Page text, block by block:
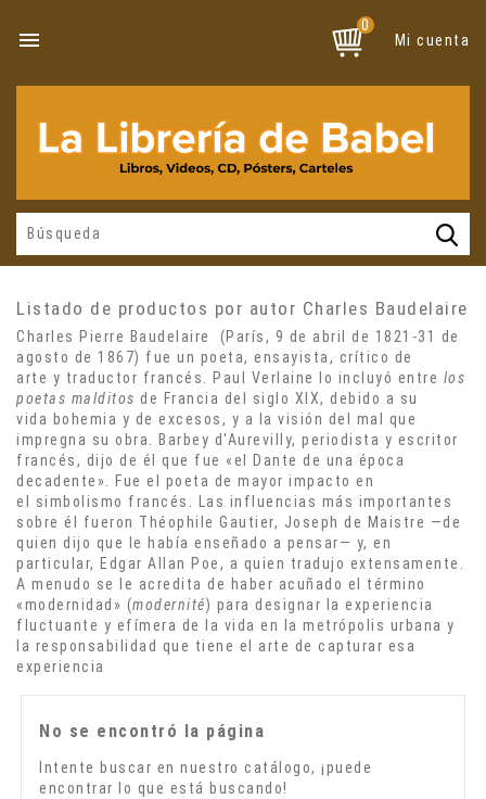
 Mi cuenta
0
Listado de productos por autor Charles Baudelaire
Charles Pierre Baudelaire (París, 9 de abril de 1821-31 de
agosto de 1867) fue un poeta, ensayista, crítico de
arte y traductor francés. Paul Verlaine
lo incluyó entre los
poetas malditos de Francia del siglo XIX, debido a su
vida bohemia y de excesos, y a la visión del mal que
impregna su obra. Barbey d'Aurevilly, periodista y escritor
francés, dijo de él que fue «el
Dante de una época
decadente». Fue el poeta de mayor impacto en
el simbolismo francés. Las influencias más importantes
sobre él fueron Théophile Gautier, Joseph de Maistre —de
quien dijo que le había enseñado a pensar— y, en
particular, Edgar Allan Poe, a quien tradujo extensamente.
A menudo se le acredita de haber acuñado el término
«modernidad » (modernité) para designar la experiencia
fluctuante y efímera de la vida en la metrópolis urbana y
la responsabilidad que tiene el arte de capturar esa
experiencia
No se encontró la página
Intente buscar en nuestro catálogo, ¡puede
encontrar lo que está buscando!